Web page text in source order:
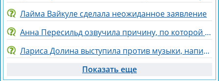
Лайма Вайкуле сделала неожиданное заявление
Анна Пересильд озвучила причину, по которой она выбрала курс Дарьи Мороз
Лариса Долина выступила против музыки, написанной искусственным интеллектом
Показать еще